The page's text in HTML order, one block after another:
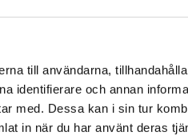
till användarna,
identifierare och annan
med. Dessa kan i sin tur
in när du har använt deras
with us